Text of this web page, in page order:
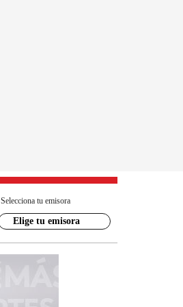
Selecciona tu emisora
Elige tu emisora